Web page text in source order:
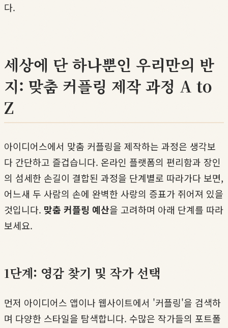
다.
세상에 단 하나뿐인 우리만의 반
지: 맞춤 커플링 제작 과정 A to
Z
아이디어스에서 맞춤 커플링을 제작하는 과정은 생각보
다 간단하고 즐겁습니다. 온라인 플랫폼의 편리함과 장인
의 섬세한 손길이 결합된 과정을 단계별로 따라가다 보면,
어느새 두 사람의 손에 완벽한 사랑의 증표가 쥐어져 있을
것입니다. 맞춤 커플링 예산을 고려하며 아래 단계를 따라
보세요.
1단계: 영감 찾기 및 작가 선택
먼저 아이디어스 앱이나 웹사이트에서 '커플링'을 검색하
며 다양한 스타일을 탐색합니다. 수많은 작가들의 포트폴